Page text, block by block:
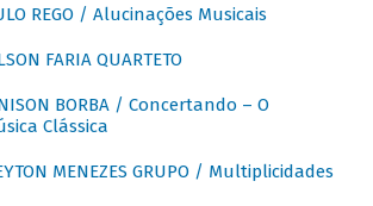
REGO / Alucinações Musicais
FARIA QUARTETO
BORBA / Concertando – O
Clássica
MENEZES GRUPO / Multiplicidades